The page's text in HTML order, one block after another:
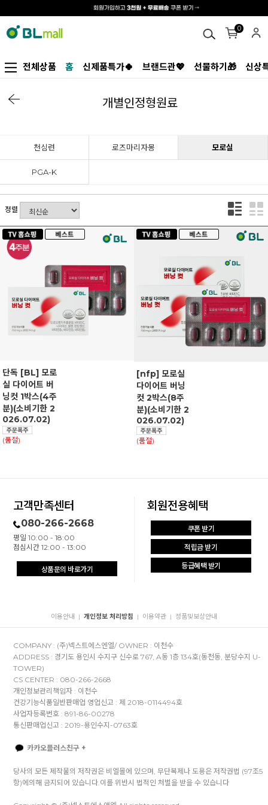
0
전체상품 홈 신제품특가🍀 브랜드관💖 선물하기🎁 신상
개별인정형원료
천심련 로즈마리자몽 모로실
PGA-K
정렬
단독 [BL] 모로
실 다이어트 버
닝컷 1박스(4주
분)(소비기한 2
026.07.02)
(품절)
[nfp] 모로실
다이어트 버닝
컷 2박스(8주
분)(소비기한 2
026.07.02)
(품절)
고객만족센터
080-266-2668
평일 10:00 - 18:00
점심시간 12:00 - 13:00
상품문의 바로가기
회원전용혜택
쿠폰 받기
적립금 받기
등급혜택 받기
이용안내 | 개인정보 처리방침 | 이용약관 | 정품및보상안내
COMPANY : (주)넥스트에스엔엘/ OWNER : 이천수
ADDRESS : 경기도 용인시 수지구 신수로 767, A동 1층 134호(동천동, 분당수지 U-
TOWER)
CS CENTER : 080-266-2668
개인정보관리책임자 : 이천수
건강기능식품일반판매업 영업신고 : 제 2018-0114494호
사업자등록번호 : 891-86-00278
통신판매업신고 : 2019-용인수지-0763호
카카오플러스친구 +
당사의 모든 제작물의 저작권은 비엘몰에 있으며, 무단복제나 도용은 저작권법 (97조5
항)에의해 금지되어 있습니다.이를 위반시 법적인 처벌을 받을 수 있습니다